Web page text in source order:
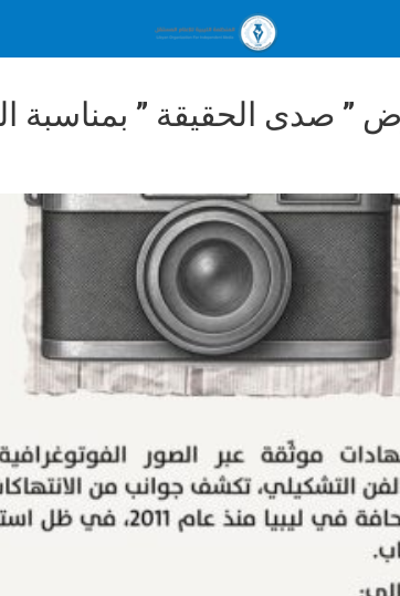
صدى الحقيقة ” بمناسبة